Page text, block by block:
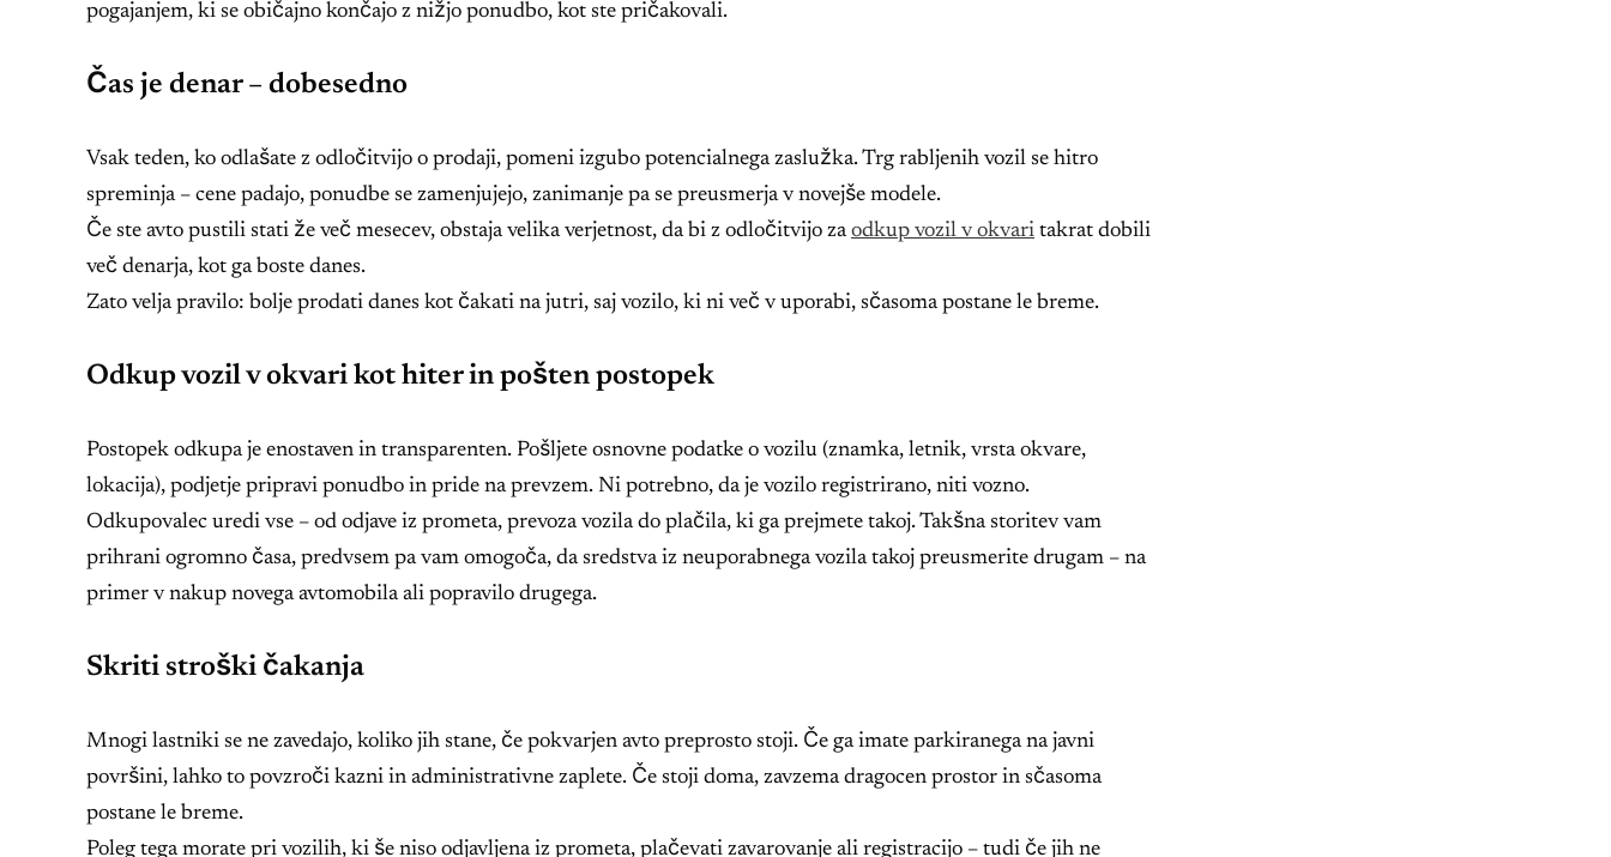
pogajanjem, ki se običajno končajo z nižjo ponudbo, kot ste pričakovali.
Čas je denar – dobesedno
Vsak teden, ko odlašate z odločitvijo o prodaji, pomeni izgubo potencialnega zaslužka. Trg rabljenih vozil se hitro
spreminja – cene padajo, ponudbe se zamenjujejo, zanimanje pa se preusmerja v novejše modele.
Če ste avto pustili stati že več mesecev, obstaja velika verjetnost, da bi z odločitvijo zaodkup vozil v okvari takrat dobili
več denarja, kot ga boste danes.
Zato velja pravilo: bolje prodati danes kot čakati na jutri, saj vozilo, ki ni več v uporabi, sčasoma postane le breme.
Odkup vozil v okvari kot hiter in pošten postopek
Postopek odkupa je enostaven in transparenten. Pošljete osnovne podatke o vozilu (znamka, letnik, vrsta okvare,
lokacija), podjetje pripravi ponudbo in pride na prevzem. Ni potrebno, da je vozilo registrirano, niti vozno.
Odkupovalec uredi vse – od odjave iz prometa, prevoza vozila do plačila, ki ga prejmete takoj. Takšna storitev vam
prihrani ogromno časa, predvsem pa vam omogoča, da sredstva iz neuporabnega vozila takoj preusmerite drugam – na
primer v nakup novega avtomobila ali popravilo drugega.
Skriti stroški čakanja
Mnogi lastniki se ne zavedajo, koliko jih stane, če pokvarjen avto preprosto stoji. Če ga imate parkiranega na javni
površini, lahko to povzroči kazni in administrativne zaplete. Če stoji doma, zavzema dragocen prostor in sčasoma
postane le breme.
Poleg tega morate pri vozilih, ki še niso odjavljena iz prometa, plačevati zavarovanje ali registracijo – tudi če jih ne